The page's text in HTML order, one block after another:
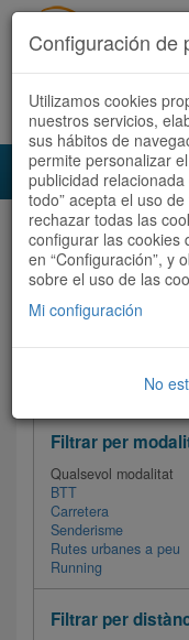
Accedeix
Audioruta Totes les rutes
Totes les
Filtrar les rutes
Filtrar per
Qualsevol modalitat
BTT
Carretera
Senderisme
Rutes urbanes a peu
Running
Filtrar per
Configuración de
Utilizamos cookies
nuestros servicios,
sus hábitos de
permite personalizar
publicidad
todo” acepta el uso
rechazar todas las
configurar las cookies
en “Configuración”, y
sobre el uso de las
Mi configuración
No